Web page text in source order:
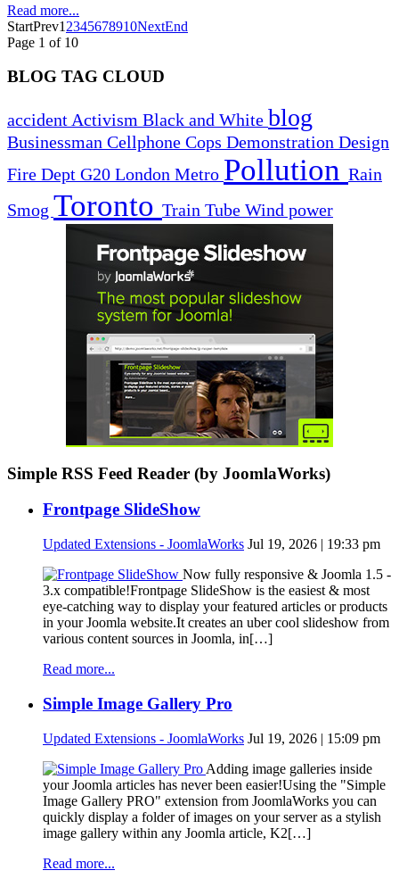
Read more...
StartPrev1 2345678910NextEnd
Page 1 of 10
BLOG TAG CLOUD
accident Activism Black and White blog
Businessman Cellphone Cops Demonstration Design
Fire Dept G20 London Metro Pollution Rain
Smog Toronto Train Tube Wind power
Simple RSS Feed Reader (by JoomlaWorks)
Frontpage SlideShow
Updated Extensions - JoomlaWorks Jul 19, 2026 | 19:33 pm
Now fully responsive & Joomla 1.5 -
3.x compatible!Frontpage SlideShow is the easiest & most
eye-catching way to display your featured articles or products
in your Joomla website.It creates an uber cool slideshow from
various content sources in Joomla, in[…]
Read more...
Simple Image Gallery Pro
Updated Extensions - JoomlaWorks Jul 19, 2026 | 15:09 pm
Adding image galleries inside
your Joomla articles has never been easier!Using the "Simple
Image Gallery PRO" extension from JoomlaWorks you can
quickly display a folder of images on your server as a stylish
image gallery within any Joomla article, K2[…]
Read more...